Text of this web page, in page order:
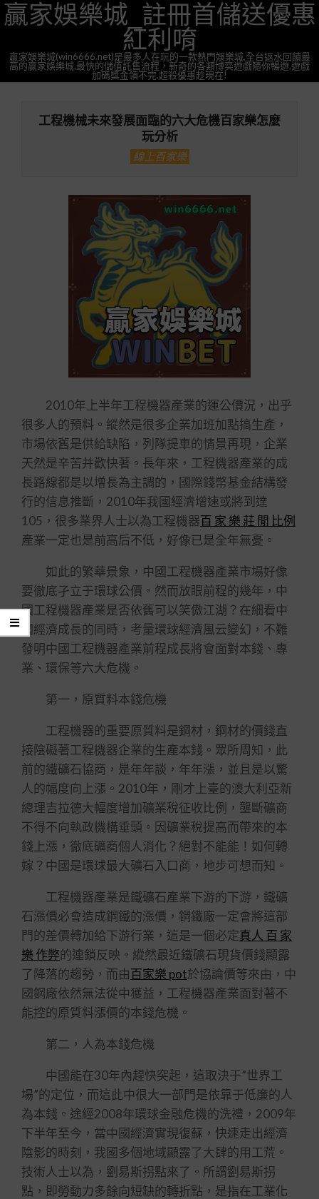
Skip
to贏家娛樂城_註冊首儲送優惠
紅利唷
贏家娛樂城(win6666.net)是最多人在玩的一款熱門娛樂城,全台返水回饋最
高的贏家娛樂城,最快的儲值託售流程，新奇的各類博奕遊戲隨你暢遊,遊戲
加碼獎金領不完.超殺優惠趁現在!
工程機械未來發展面臨的六大危機百家樂怎麼
玩分析
線上百家樂
2010年上半年工程機器產業的運公價況，出乎
很多人的預料。縱然是很多企業加班加點搞生產，
市場依舊是供給缺陷，列隊提車的情景再現，企業
天然是辛苦并歡快著。長年來，工程機器產業的成
長路線都是以增長為主調的，國際錢幣基金結構發
行的信息推斷，2010年我國經濟增速或將到達
105，很多業界人士以為工程機器百 家 樂 莊 閒 比例
產業一定也是前高后不低，好像已是全年無憂。
如此的繁華景象，中國工程機器產業市場好像
要徹底孑立于環球公價。然而放眼前程的幾年，中
國工程機器產業是否依舊可以笑傲江湖？在細看中
國經濟成長的同時，考量環球經濟風云變幻，不難
發明中國工程機器產業前程成長將會面對本錢、專
業、環保等六大危機。
第一，原質料本錢危機
工程機器的重要原質料是鋼材，鋼材的價錢直
接陰礙著工程機器企業的生產本錢。眾所周知，此
前的鐵礦石協商，是年年談，年年漲，並且是以驚
人的幅度向上漲。2010年，剛才上臺的澳大利亞新
總理吉拉德大幅度增加礦業稅征收比例，壟斷礦商
不得不向執政機構垂頭。因礦業稅提高而帶來的本
錢上漲，徹底礦商個人消化？絕對不能能！如何轉
嫁？中國是環球最大礦石入口商，地步可想而知。
工程機器產業是鐵礦石產業下游的下游，鐵礦
石漲價必會造成鋼鐵的漲價，鋼鐵廠一定會將這部
門的差價轉加給下游行業，這是一個必定真人 百 家
樂 作弊的連鎖反映。縱然最近鐵礦石現貨價錢顯露
了降落的趨勢，而由百家樂 pot於協論價等來由，中
國鋼廠依然無法從中獲益，工程機器產業面對著不
能控的原質料漲價的本錢危機。
第二，人為本錢危機
中國能在30年內趕快突起，這取決于”世界工
場”的定位，而這此中很大一部門是依靠于低廉的人
為本錢。途經2008年環球金融危機的洗禮，2009年
下半年至今，當中國經濟實現復蘇，快速走出經濟
陰影的時刻，我國多個地域顯露了大肆的用工荒。
技術人士以為，劉易斯拐點來了。所謂劉易斯拐
點，即勞動力多餘向短缺的轉折點，是指在工業化